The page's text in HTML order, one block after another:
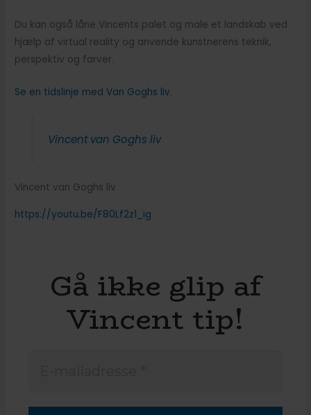
Du kan også låne Vincents palet og male et landskab ved
hjælp af virtual reality og anvende kunstnerens teknik,
perspektiv og farver.
Se en tidslinje med Van Goghs liv.
Vincent van Goghs liv
Vincent van Goghs liv
https://youtu.be/F80Lf2z1_ig
Gå ikke glip af
Vincent tip!